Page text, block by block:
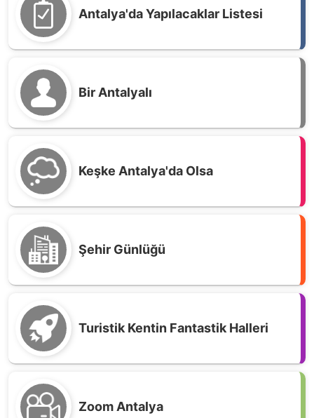
Antalya'da Yapılacaklar Listesi
Bir Antalyalı
Keşke Antalya'da Olsa
Şehir Günlüğü
Turistik Kentin Fantastik Halleri
Zoom Antalya